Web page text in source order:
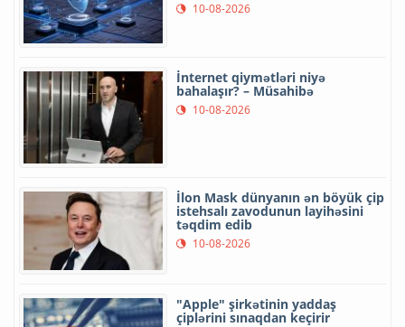
10-08-2026
İnternet qiymətləri niyə
bahalaşır? – Müsahibə
10-08-2026
İlon Mask dünyanın ən böyük çip
istehsalı zavodunun layihəsini
təqdim edib
10-08-2026
"Apple" şirkətinin yaddaş
çiplərini sınaqdan keçirir